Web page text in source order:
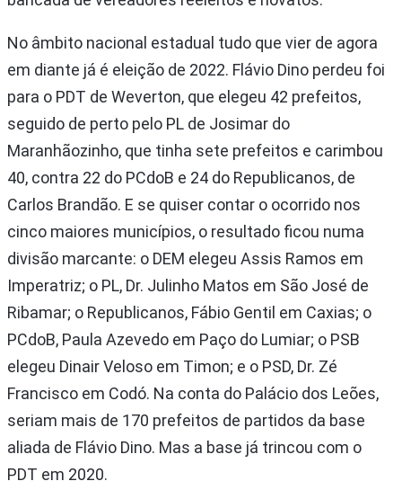
No âmbito nacional estadual tudo que vier de agora
em diante já é eleição de 2022. Flávio Dino perdeu foi
para o PDT de Weverton, que elegeu 42 prefeitos,
seguido de perto pelo PL de Josimar do
Maranhãozinho, que tinha sete prefeitos e carimbou
40, contra 22 do PCdoB e 24 do Republicanos, de
Carlos Brandão. E se quiser contar o ocorrido nos
cinco maiores municípios, o resultado ficou numa
divisão marcante: o DEM elegeu Assis Ramos em
Imperatriz; o PL, Dr. Julinho Matos em São José de
Ribamar; o Republicanos, Fábio Gentil em Caxias; o
PCdoB, Paula Azevedo em Paço do Lumiar; o PSB
elegeu Dinair Veloso em Timon; e o PSD, Dr. Zé
Francisco em Codó. Na conta do Palácio dos Leões,
seriam mais de 170 prefeitos de partidos da base
aliada de Flávio Dino. Mas a base já trincou com o
PDT em 2020.